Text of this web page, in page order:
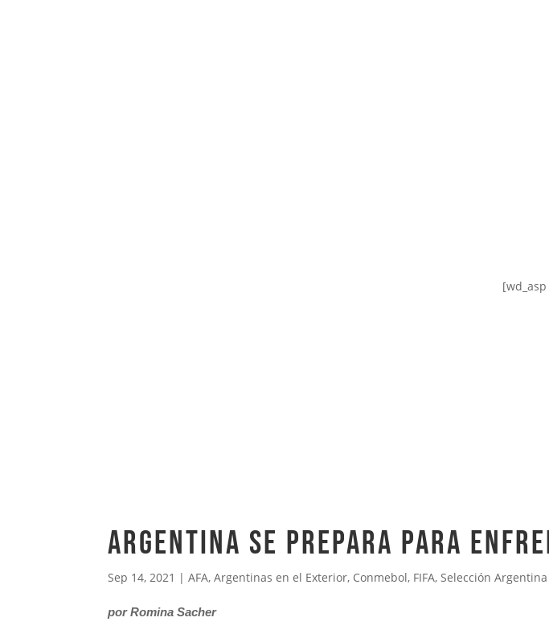
Argentina se prepara para
Sep 14, 2021 |AFA,Argentinas en el Exterior, Conmebol, FIFA, Selección Argentina
por Romina Sacher